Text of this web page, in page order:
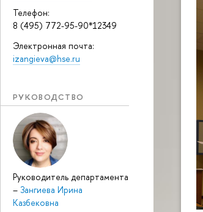
Телефон:
8 (495) 772-95-90*12349
Электронная почта:
izangieva@hse.ru
РУКОВОДСТВО
Руководитель департамента
– Зангиева Ирина
Казбековна